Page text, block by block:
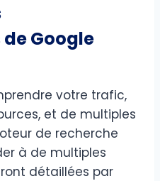
Google
votre trafic,
et de multiples
de recherche
à de multiples
détaillées par